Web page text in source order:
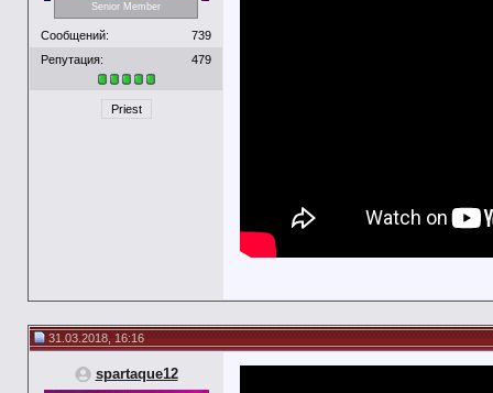
Senior Member
Сообщений:
739
Репутация:
479
Priest
31.03.2018, 16:16
spartaque12